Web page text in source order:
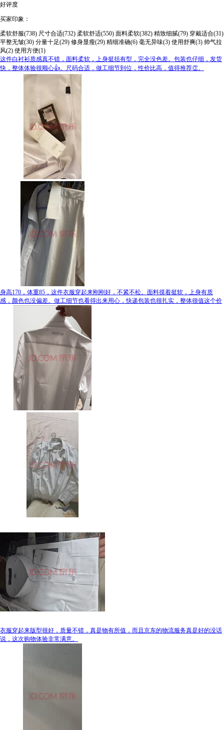
好评度
买家印象：
柔软舒服(738) 尺寸合适(732) 柔软舒适(550) 面料柔软(382) 精致细腻(79) 穿戴适合(31)
平整无皱(30) 分量十足(29) 修身显瘦(29) 精细准确(6) 毫无异味(3) 使用舒爽(3) 帅气拉
风(2) 使用方便(1)
这件白衬衫质感真不错，面料柔软，上身挺括有型，完全没色差。包装也仔细，发货
快，整体体验很顺心👍。尺码合适，做工细节到位，性价比高，值得推荐👏。
身高170，体重85，这件衣服穿起来刚刚好，不紧不松。面料摸着挺软，上身有质
感，颜色也没偏差。做工细节也看得出来用心，快递包装也很扎实，整体很值这个价
衣服穿起来版型很好，质量不错，真是物有所值，而且京东的物流服务真是好的没话
说，这次购物体验非常满意。